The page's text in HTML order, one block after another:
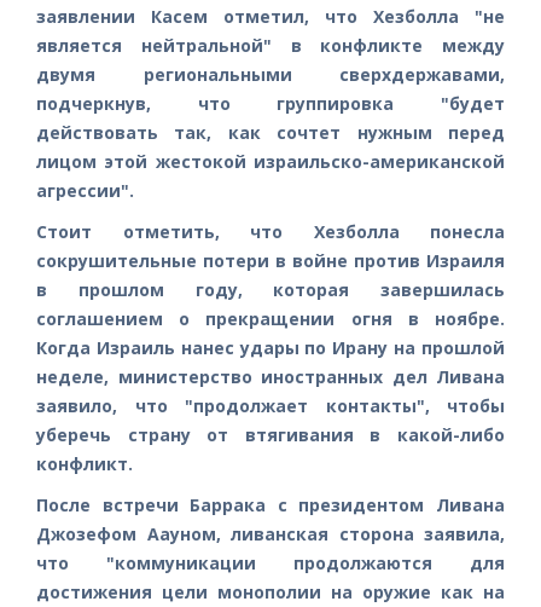
заявлении Касем отметил, что Хезболла "не
является нейтральной" в конфликте между
двумя региональными сверхдержавами,
подчеркнув, что группировка "будет
действовать так, как сочтет нужным перед
лицом этой жестокой израильско-американской
агрессии".
Стоит отметить, что Хезболла понесла
сокрушительные потери в войне против Израиля
в прошлом году, которая завершилась
соглашением о прекращении огня в ноябре.
Когда Израиль нанес удары по Ирану на прошлой
неделе, министерство иностранных дел Ливана
заявило, что "продолжает контакты", чтобы
уберечь страну от втягивания в какой-либо
конфликт.
После встречи Баррака с президентом Ливана
Джозефом Аауном, ливанская сторона заявила,
что "коммуникации продолжаются для
достижения цели монополии на оружие как на